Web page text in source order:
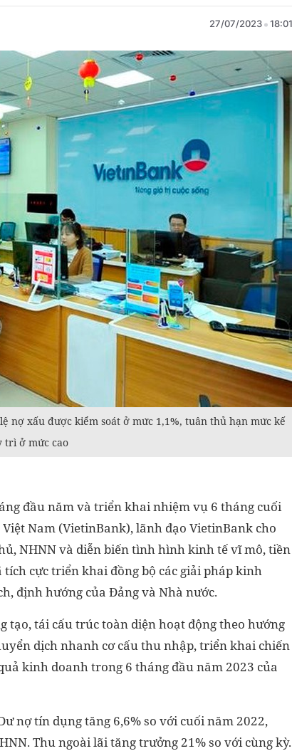
27/07/2023 18:01
nợ xấu được kiểm soát ở mức 1,1%, tuân thủ hạn mức kế
trì ở mức cao
đầu năm và triển khai nhiệm vụ 6 tháng cuối
Nam (VietinBank), lãnh đạo VietinBank cho
NHNN và diễn biến tình hình kinh tế vĩ mô, tiền
cực triển khai đồng bộ các giải pháp kinh
định hướng của Đảng và Nhà nước.
tạo, tái cấu trúc toàn diện hoạt động theo hướng
dịch nhanh cơ cấu thu nhập, triển khai chiến
kinh doanh trong 6 tháng đầu năm 2023 của
nợ tín dụng tăng 6,6% so với cuối năm 2022,
Thu ngoài lãi tăng trưởng 21% so với cùng kỳ.